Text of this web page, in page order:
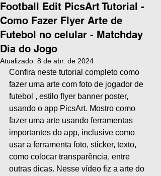
Football Edit PicsArt Tutorial -
Como Fazer Flyer Arte de
Futebol no celular - Matchday
Dia do Jogo
Atualizado: 8 de abr. de 2024
Confira neste tutorial completo como
fazer uma arte com foto de jogador de
futebol , estilo flyer banner poster,
usando o app PicsArt. Mostro como
fazer uma arte usando ferramentas
importantes do app, inclusive como
usar a ferramenta foto, sticker, texto,
como colocar transparência, entre
outras dicas. Nesse vídeo fiz a arte do